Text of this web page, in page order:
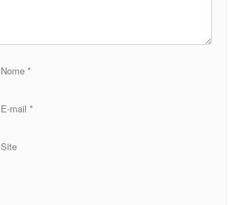
Nome *
E-mail *
Site